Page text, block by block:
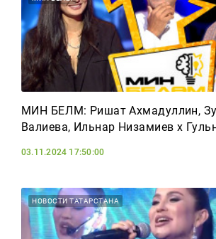
МИН БЕЛӘМ: Ришат Ахмадуллин,
Валиева, Ильнар Низамиев х
03.11.2024 17:50:00
НОВОСТИ ТАТАРСТАНА